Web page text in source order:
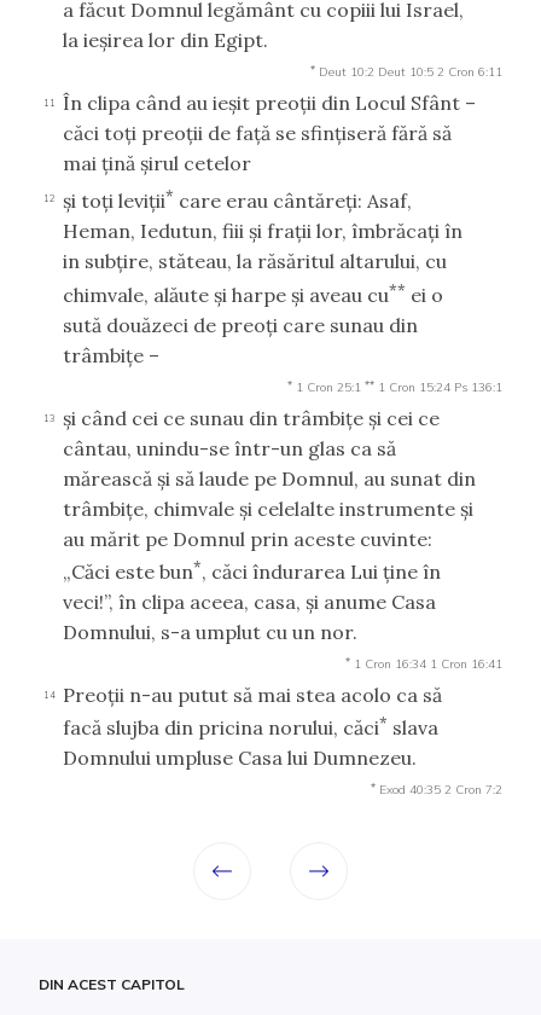
a făcut Domnul legământ cu copiii lui Israel,
la ieşirea lor din Egipt.
* Deut 10:2 Deut 10:5 2 Cron 6:11
11
În clipa când au ieşit preoţii din Locul Sfânt –
căci toţi preoţii de faţă se sfinţiseră fără să
mai ţină şirul cetelor
12 şi toţi leviţii* care erau cântăreţi: Asaf,
Heman, Iedutun, fiii şi fraţii lor, îmbrăcaţi în
in subţire, stăteau, la răsăritul altarului, cu
chimvale, alăute şi harpe şi aveau cu** ei o
sută douăzeci de preoţi care sunau din
trâmbiţe –
* 1 Cron 25:1 ** 1 Cron 15:24 Ps 136:1
13
şi când cei ce sunau din trâmbiţe şi cei ce
cântau, unindu-se într-un glas ca să
mărească şi să laude pe Domnul, au sunat din
trâmbiţe, chimvale şi celelalte instrumente şi
au mărit pe Domnul prin aceste cuvinte:
„Căci este bun*, căci îndurarea Lui ţine în
veci!”, în clipa aceea, casa, şi anume Casa
Domnului, s-a umplut cu un nor.
* 1 Cron 16:34 1 Cron 16:41
14
Preoţii n-au putut să mai stea acolo ca să
facă slujba din pricina norului, căci* slava
Domnului umpluse Casa lui Dumnezeu.
* Exod 40:35 2 Cron 7:2
DIN ACEST CAPITOL